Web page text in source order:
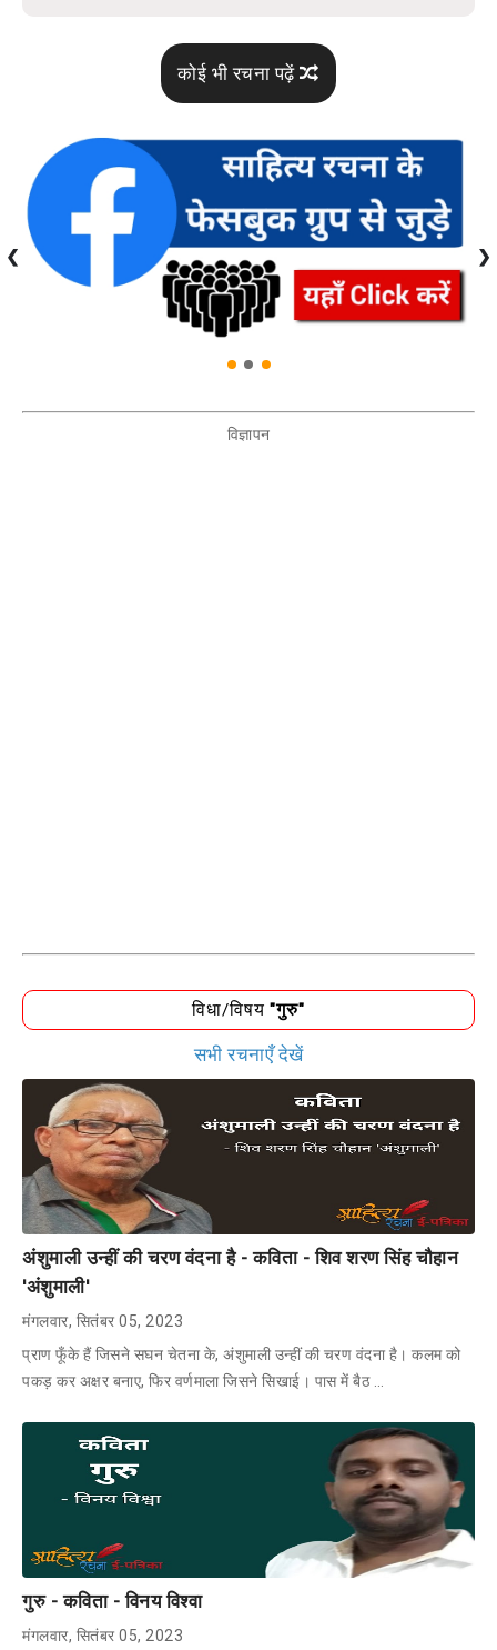
कोई भी रचना पढ़ें
❮ ❯
विज्ञापन
विधा/विषय"गुरु"
सभी रचनाएँ देखें
अंशुमाली उन्हीं की चरण वंदना है - कविता - शिव शरण सिंह चौहान
'अंशुमाली'
मंगलवार, सितंबर 05, 2023
प्राण फूँके हैं जिसने सघन चेतना के, अंशुमाली उन्हीं की चरण वंदना है। कलम को
पकड़ कर अक्षर बनाए, फिर वर्णमाला जिसने सिखाई। पास में बैठ …
गुरु - कविता - विनय विश्वा
मंगलवार, सितंबर 05, 2023